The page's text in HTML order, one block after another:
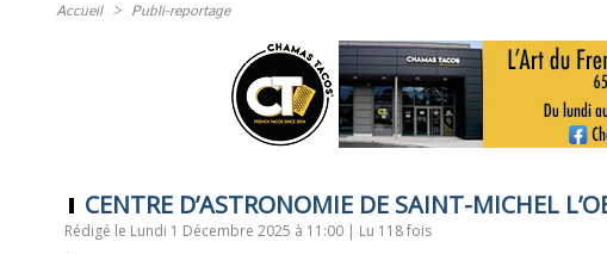
Accueil > Publi-reportage
CENTRE D’ASTRONOMIE DE SAINT-MICHEL
Rédigé le Lundi 1 Décembre 2025 à 11:00 | Lu 118 fois